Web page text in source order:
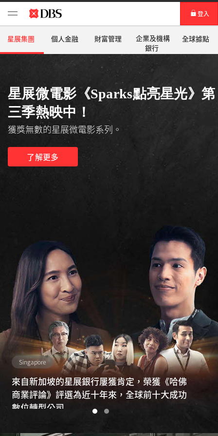
登入
個人網路銀行
星展微電影《Sparks點亮星光》第
三季熱映中！
獲獎無數的星展微電影系列。
了解更多
Singapore
來自新加坡的星展銀行屢獲肯定，榮獲《哈佛
商業評論》評選為近十年來，全球前十大成功
數位轉型公司
星展集團 個人金融 財富管理
企業及機構
銀行
全球據點